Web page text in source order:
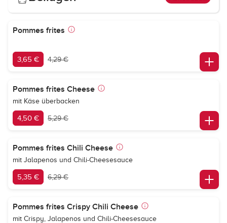
Pommes frites
3,65 € 4,29 €
Pommes frites Cheese
mit Käse überbacken
4,50 € 5,29 €
Pommes frites Chili Cheese
mit Jalapenos und Chili-Cheesesauce
5,35 € 6,29 €
Pommes frites Crispy Chili Cheese
mit Crispy, Jalapenos und Chili-Cheesesauce